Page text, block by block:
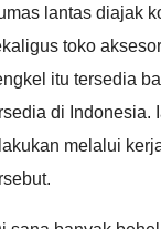
lantas diajak
toko
itu tersedia
di Indonesia.
melalui